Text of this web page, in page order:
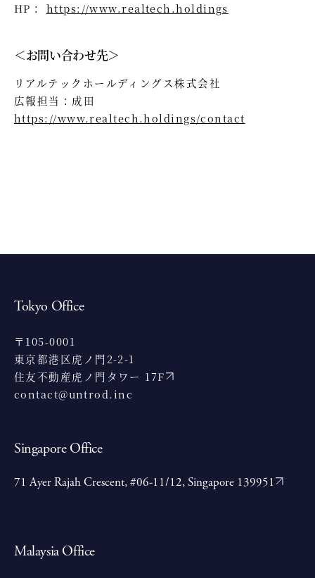
HP： https://www.realtech.holdings
＜お問い合わせ先＞
リアルテックホールディングス株式会社
広報担当：成田
https://www.realtech.holdings/contact
Tokyo Office
〒105-0001
東京都港区虎ノ門2-2-1
住友不動産虎ノ門タワー 17F
contact@untrod.inc
Singapore Office
71 Ayer Rajah Crescent, #06-11/12, Singapore 139951
Malaysia Office